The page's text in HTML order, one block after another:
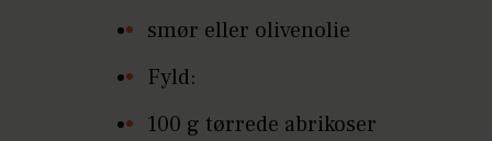
smør eller olivenolie
Fyld:
100 g tørrede abrikoser